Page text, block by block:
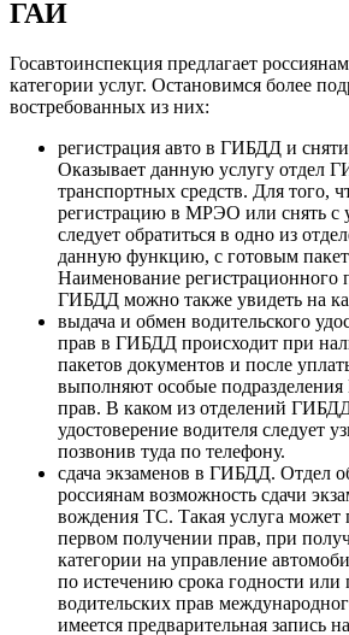
ГАИ
Госавтоинспекция предлагает
категории услуг. Остановимся более
востребованных из них:
регистрация авто в ГИБДД и
Оказывает данную услугу отдел
транспортных средств. Для того,
регистрацию в МРЭО или снять с
следует обратиться в одно из
данную функцию, с готовым
Наименование регистрационного
ГИБДД можно также увидеть на
выдача и обмен водительского
прав в ГИБДД происходит при
пакетов документов и после
выполняют особые
прав. В каком из отделений
удостоверение водителя следует
позвонив туда по телефону.
сдача экзаменов в ГИБДД. Отдел
россиянам возможность сдачи
вождения ТС. Такая услуга может
первом получении прав, при
категории на управление
по истечению срока годности или
водительских прав
имеется предварительная запись